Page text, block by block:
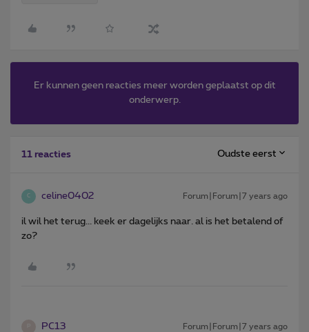
Er kunnen geen reacties meer worden geplaatst op dit
onderwerp.
11 reacties Oudste eerst
C celine0402 Forum|Forum|7 years ago
il wil het terug... keek er dagelijks naar. al is het betalend of
zo?
PC13 Forum|Forum|7 years ago